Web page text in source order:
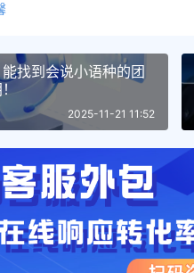
找到会说小语种的团
2025-11-21 11:52